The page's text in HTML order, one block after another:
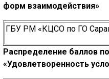
форм взаимодействия»
ГБУ РМ «КЦСО по ГО
Распределение баллов
«Удовлетворенность